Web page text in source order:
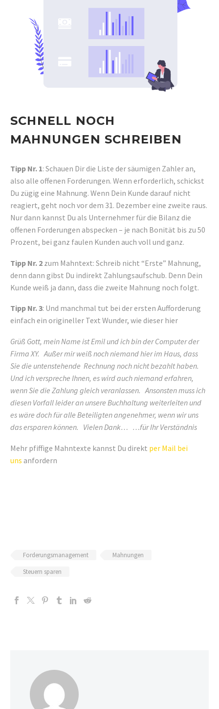
SCHNELL NOCH
MAHNUNGEN SCHREIBEN
Tipp Nr. 1: Schauen Dir die Liste der säumigen Zahler an,
also alle offenen Forderungen. Wenn erforderlich, schickst
Du zügig eine Mahnung. Wenn Dein Kunde darauf nicht
reagiert, geht noch vor dem 31. Dezember eine zweite raus.
Nur dann kannst Du als Unternehmer für die Bilanz die
offenen Forderungen abspecken – je nach Bonität bis zu 50
Prozent, bei ganz faulen Kunden auch voll und ganz.
Tipp Nr. 2 zum Mahntext: Schreib nicht “Erste” Mahnung,
denn dann gibst Du indirekt Zahlungsaufschub. Denn Dein
Kunde weiß ja dann, dass die zweite Mahnung noch folgt.
Tipp Nr. 3: Und manchmal tut bei der ersten Aufforderung
einfach ein origineller Text Wunder, wie dieser hier
Grüß Gott, mein Name ist Emil und ich bin der Computer der
Firma XY. Außer mir weiß noch niemand hier im Haus, dass
Sie die untenstehende Rechnung noch nicht bezahlt haben.
Und ich verspreche Ihnen, es wird auch niemand erfahren,
wenn Sie die Zahlung gleich veranlassen. Ansonsten muss ich
diesen Vorfall leider an unsere Buchhaltung weiterleiten und
es wäre doch für alle Beteiligten angenehmer, wenn wir uns
das ersparen können. Vielen Dank… …für Ihr Verständnis
Mehr pfiffige Mahntexte kannst Du direkt per Mail bei
uns anfordern
Forderungsmanagement
Mahnungen
Steuern sparen